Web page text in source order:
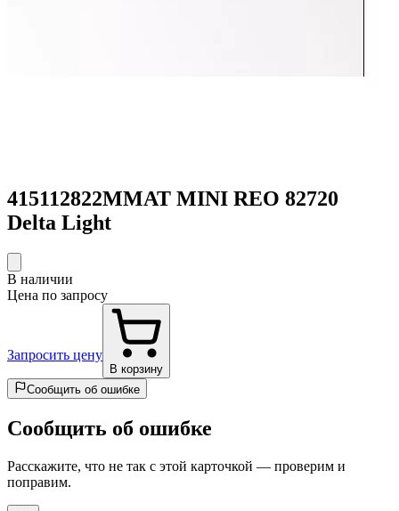
415112822MMAT MINI REO 82720
Delta Light
В наличии
Цена по запросу
Запросить цену
В корзину
Сообщить об ошибке
Сообщить об ошибке
Расскажите, что не так с этой карточкой — проверим и
поправим.